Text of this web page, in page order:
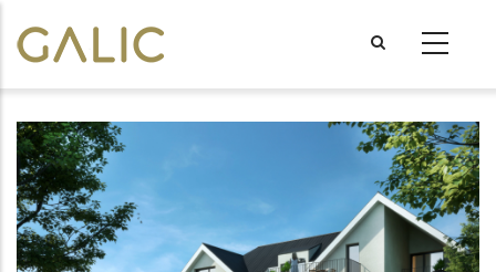
main
content